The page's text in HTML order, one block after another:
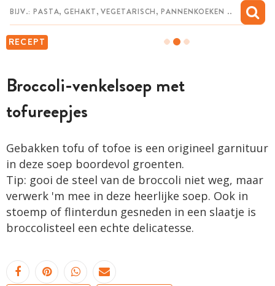
RECEPT
Broccoli-venkelsoep met
tofureepjes
Gebakken tofu of tofoe is een origineel garnituur
in deze soep boordevol groenten.
Tip: gooi de steel van de broccoli niet weg, maar
verwerk 'm mee in deze heerlijke soep. Ook in
stoemp of flinterdun gesneden in een slaatje is
broccolisteel een echte delicatesse.
MIJN BEWAARDE RECEPTEN